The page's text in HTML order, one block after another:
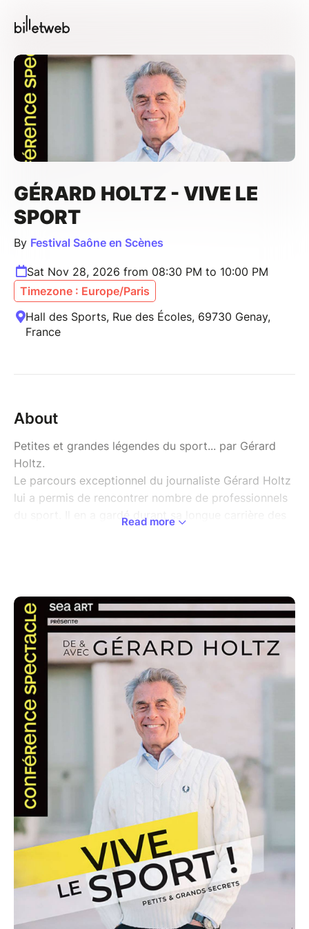
GÉRARD HOLTZ - VIVE LE
SPORT
By Festival Saône en Scènes
Sat Nov 28, 2026 from 08:30 PM to 10:00 PM
Timezone : Europe/Paris
Hall des Sports, Rue des Écoles, 69730 Genay,
France
About
Petites et grandes légendes du sport... par Gérard
Holtz.
Le parcours exceptionnel du journaliste Gérard Holtz
lui a permis de rencontrer nombre de professionnels
du sport. Il en a gardé durant sa longue carrière des
faisant pleurer avec l’histoire d’amour de Marcel
Cerdan ou rire avec la misogynie de Coubertin. Il
nous raconte les détails de la grande histoire :
comment le Tour de France est né, comment les
femmes ont été écartées longtemps des Jeux
Olympiques, le dopage, le racisme, les grandes
tricheries et les petites magouilles... les efforts, les
accidents, les amours, bref, les secrets... Gérard Holtz
nous offre une lecture intime de ses plus grands
héros en se faisant tour à tour conteur puis
personnages de ces incroyables aventures.
Mes passions
« Le théâtre et le sport sont mes deux passions.
Quarante-quatre ans d’exercice de mon métier de
journaliste, à la télévision, des Jeux Olympiques à la
coupe du monde de football, en passant par le Tour
de France, Roland Garros, le Dakar.
Mes huit livres intitulés Les 100 Histoires de Légende
Read more